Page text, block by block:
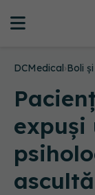
DCMedical›Boli
expuși
ascultă